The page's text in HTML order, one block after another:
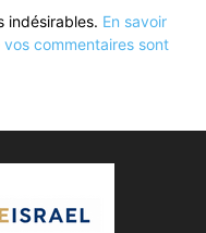
indésirables. En savoir
commentaires sont